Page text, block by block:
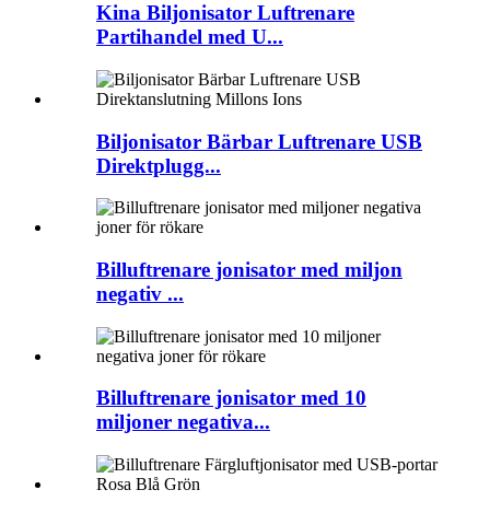
Kina Biljonisator Luftrenare
Partihandel med U...
Biljonisator Bärbar Luftrenare USB
Direktplugg...
Billuftrenare jonisator med miljon
negativ ...
Billuftrenare jonisator med 10
miljoner negativa...